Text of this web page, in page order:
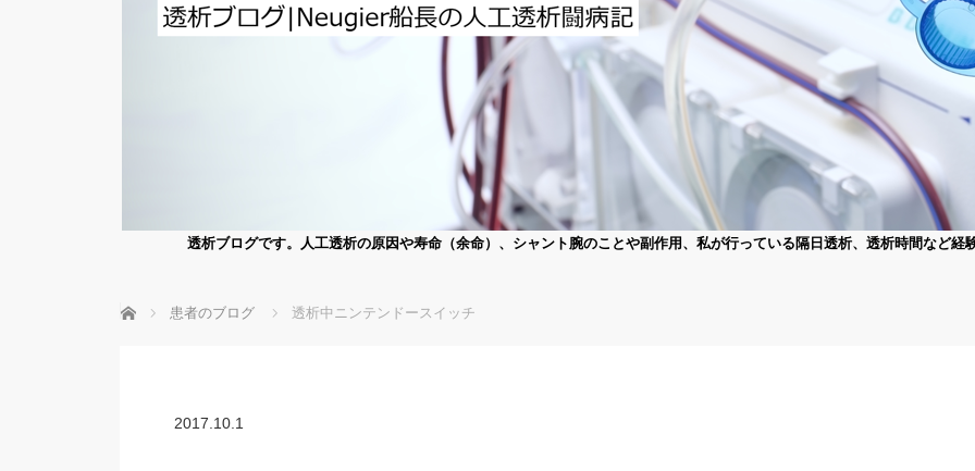
透析ブログです。人工透析の原因や寿命（余命）、シャント腕のことや副作用、私が行っている隔日透析、透析時間など経
ホーム 患者のブログ 透析中ニンテンドースイッチ
2017.10.1